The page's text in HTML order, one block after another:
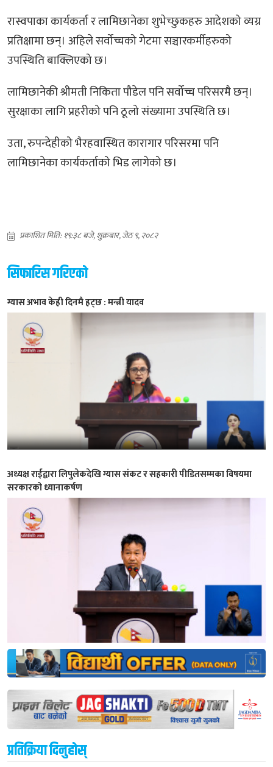
रास्वपाका कार्यकर्ता र लामिछानेका शुभेच्छुकहरु आदेशको व्यग्र
प्रतिक्षामा छन्। अहिले सर्वोच्चको गेटमा सञ्चारकर्मीहरुको
उपस्थिति बाक्लिएको छ।
लामिछानेकी श्रीमती निकिता पौडेल पनि सर्वोच्च परिसरमै छन्।
सुरक्षाका लागि प्रहरीको पनि ठूलो संख्यामा उपस्थिति छ।
उता, रुपन्देहीको भैरहवास्थित कारागार परिसरमा पनि
लामिछानेका कार्यकर्ताको भिड लागेको छ।
प्रकाशित मिति: १९:३८ बजे, शुक्रबार, जेठ ९, २०८२
सिफारिस गरिएको
ग्यास अभाव केही दिनमै हट्छ : मन्त्री यादव
अध्यक्ष राईद्वारा लिपुलेकदेखि ग्यास संकट र सहकारी पीडितसम्मका विषयमा
सरकारको ध्यानाकर्षण
प्रतिक्रिया दिनुहोस्